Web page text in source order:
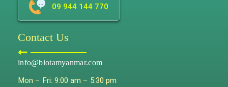
09 944 144 770
Contact Us
info@biotamyanmar.com
Mon – Fri: 9:00 am – 5:30 pm